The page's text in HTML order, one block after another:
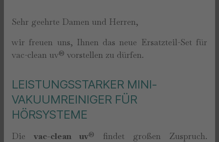
Sehr geehrte Damen und Herren,
wir freuen uns, Ihnen das neue Ersatzteil-Set für
vac-clean uv® vorstellen zu dürfen.
LEISTUNGSSTARKER MINI-
VAKUUMREINIGER FÜR
HÖRSYSTEME
Dievac-clean uv® findet großen Zuspruch.